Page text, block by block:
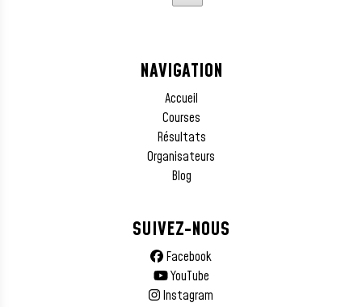
NAVIGATION
Accueil
Courses
Résultats
Organisateurs
Blog
SUIVEZ-NOUS
Facebook
YouTube
Instagram